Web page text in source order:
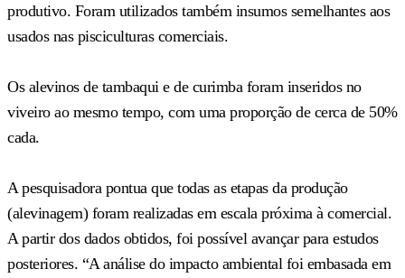
produtivo. Foram utilizados também insumos semelhantes aos
usados nas pisciculturas comerciais.
Os alevinos de tambaqui e de curimba foram inseridos no
viveiro ao mesmo tempo, com uma proporção de cerca de 50%
cada.
A pesquisadora pontua que todas as etapas da produção
(alevinagem) foram realizadas em escala próxima à comercial.
A partir dos dados obtidos, foi possível avançar para estudos
posteriores. “A análise do impacto ambiental foi embasada em